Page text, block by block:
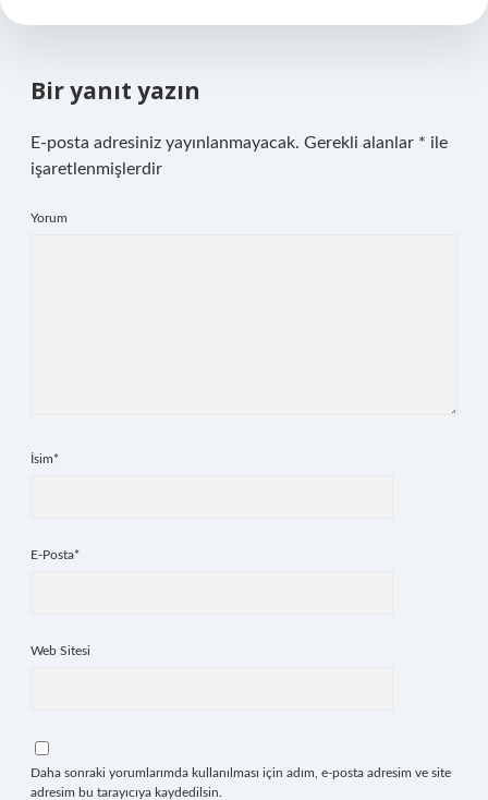
Bir yanıt yazın
E-posta adresiniz yayınlanmayacak. Gerekli alanlar * ile
işaretlenmişlerdir
Yorum
İsim*
E-Posta*
Web Sitesi
Daha sonraki yorumlarımda kullanılması için adım, e-posta adresim ve site
adresim bu tarayıcıya kaydedilsin.